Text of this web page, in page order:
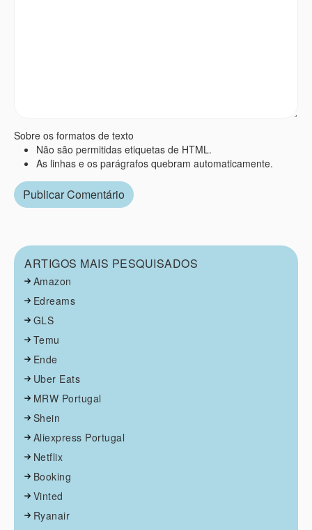
Sobre os formatos de texto
Não são permitidas etiquetas de HTML.
As linhas e os parágrafos quebram automaticamente.
ARTIGOS MAIS PESQUISADOS
Amazon
Edreams
GLS
Temu
Ende
Uber Eats
MRW Portugal
Shein
Aliexpress Portugal
Netflix
Booking
Vinted
Ryanair